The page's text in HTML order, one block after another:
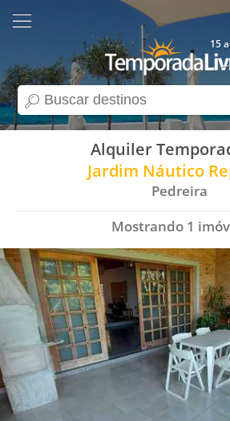
search
15
Alquiler
Jardim Náutico
Pedreira
Mostrando 1